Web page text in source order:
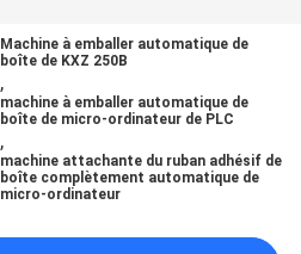
Machine à emballer automatique de
boîte de KXZ 250B
,
machine à emballer automatique de
boîte de micro-ordinateur de PLC
,
machine attachante du ruban adhésif de
boîte complètement automatique de
micro-ordinateur